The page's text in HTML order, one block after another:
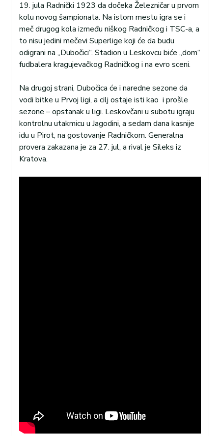
19. jula Radnički 1923 da dočeka Železničar u prvom
kolu novog šampionata. Na istom mestu igra se i
meč drugog kola između niškog Radničkog i TSC-a, a
to nisu jedini mečevi Superlige koji će da budu
odigrani na „Dubočici“. Stadion u Leskovcu biće „dom“
fudbalera kragujevačkog Radničkog i na evro sceni.
Na drugoj strani, Dubočica će i naredne sezone da
vodi bitke u Prvoj ligi, a cilj ostaje isti kao i prošle
sezone – opstanak u ligi. Leskovčani u subotu igraju
kontrolnu utakmicu u Jagodini, a sedam dana kasnije
idu u Pirot, na gostovanje Radničkom. Generalna
provera zakazana je za 27. jul, a rival je Sileks iz
Kratova.